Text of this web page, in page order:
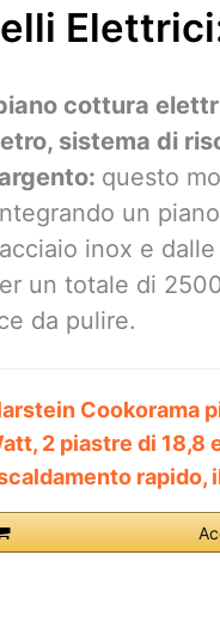
cottura
sistema di
questo
un
inox e
un totale di
da pulire.
Cookorama
2 piastre di 18,8
rapido,